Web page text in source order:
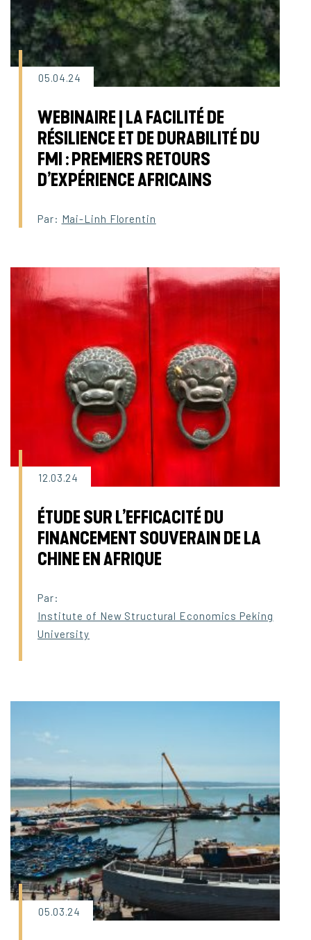
05.04.24
WEBINAIRE | LA FACILITÉ DE
RÉSILIENCE ET DE DURABILITÉ DU
FMI : PREMIERS RETOURS
D’EXPÉRIENCE AFRICAINS
Par: Mai-Linh Florentin
12.03.24
ÉTUDE SUR L’EFFICACITÉ DU
FINANCEMENT SOUVERAIN DE LA
CHINE EN AFRIQUE
Par:
Institute of New Structural Economics Peking
University
05.03.24